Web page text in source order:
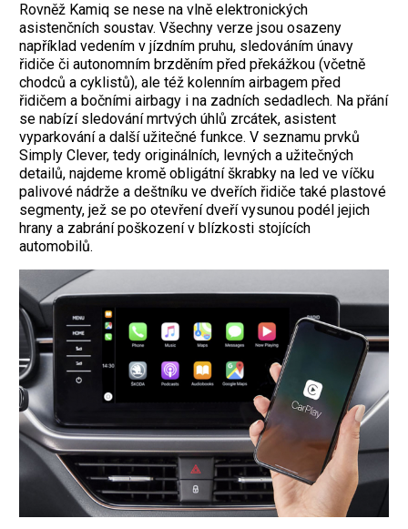
Rovněž Kamiq se nese na vlně elektronických
asistenčních soustav. Všechny verze jsou osazeny
například vedením v jízdním pruhu, sledováním únavy
řidiče či autonomním brzděním před překážkou (včetně
chodců a cyklistů), ale též kolenním airbagem před
řidičem a bočními airbagy i na zadních sedadlech. Na přání
se nabízí sledování mrtvých úhlů zrcátek, asistent
vyparkování a další užitečné funkce. V seznamu prvků
Simply Clever, tedy originálních, levných a užitečných
detailů, najdeme kromě obligátní škrabky na led ve víčku
palivové nádrže a deštníku ve dveřích řidiče také plastové
segmenty, jež se po otevření dveří vysunou podél jejich
hrany a zabrání poškození v blízkosti stojících
automobilů.